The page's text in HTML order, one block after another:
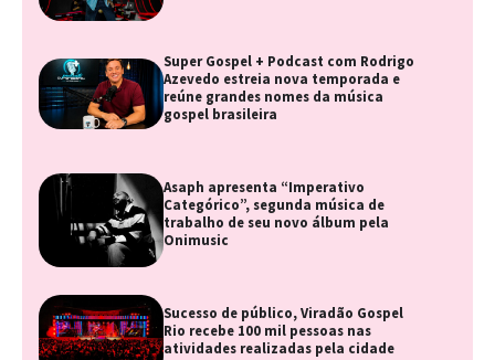
Super Gospel + Podcast com Rodrigo
Azevedo estreia nova temporada e
reúne grandes nomes da música
gospel brasileira
Asaph apresenta “Imperativo
Categórico”, segunda música de
trabalho de seu novo álbum pela
Onimusic
Sucesso de público, Viradão Gospel
Rio recebe 100 mil pessoas nas
atividades realizadas pela cidade